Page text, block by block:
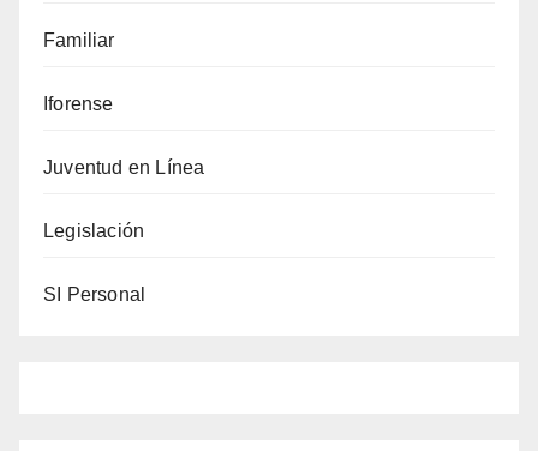
Familiar
Iforense
Juventud en Línea
Legislación
SI Personal